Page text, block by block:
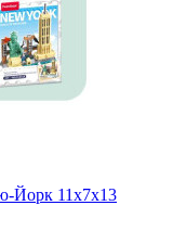
Йорк 11x7x13